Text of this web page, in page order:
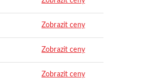
Zobrazit ceny
Zobrazit ceny
Zobrazit ceny